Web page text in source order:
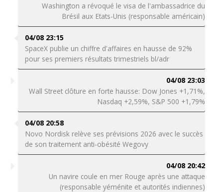
Washington a révoqué le visa de l'ambassadrice du
Brésil aux Etats-Unis (responsable américain)
04/08 23:15
SpaceX publie un chiffre d'affaires en hausse de 92%
pour ses premiers résultats trimestriels bl/adr
04/08 23:03
Wall Street clôture en forte hausse: Dow Jones +1,71%,
Nasdaq +2,59%, S&P 500 +1,79%
04/08 20:58
Novo Nordisk relève ses prévisions 2026 avec le succès
de son traitement anti-obésité Wegovy
04/08 20:42
Un navire coule en mer Rouge après une attaque
(responsable yéménite et autorités indiennes)